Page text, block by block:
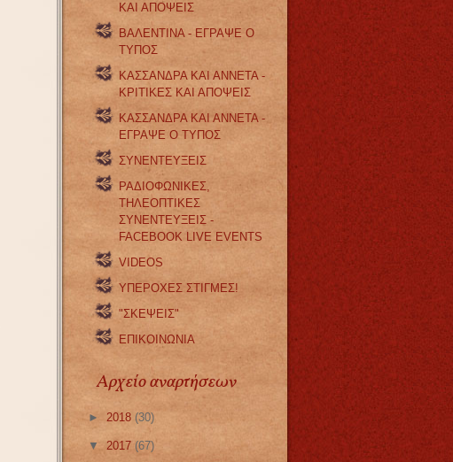
ΚΑΙ ΑΠΟΨΕΙΣ
ΒΑΛΕΝΤΙΝΑ - ΕΓΡΑΨΕ Ο
ΤΥΠΟΣ
ΚΑΣΣΑΝΔΡΑ ΚΑΙ ΑΝΝΕΤΑ -
ΚΡΙΤΙΚΕΣ ΚΑΙ ΑΠΟΨΕΙΣ
ΚΑΣΣΑΝΔΡΑ ΚΑΙ ΑΝΝΕΤΑ -
ΕΓΡΑΨΕ Ο ΤΥΠΟΣ
ΣΥΝΕΝΤΕΥΞΕΙΣ
ΡΑΔΙΟΦΩΝΙΚΕΣ,
ΤΗΛΕΟΠΤΙΚΕΣ
ΣΥΝΕΝΤΕΥΞΕΙΣ -
FACEBOOK LIVE EVENTS
VIDEOS
ΥΠΕΡΟΧΕΣ ΣΤΙΓΜΕΣ!
"ΣΚΕΨΕΙΣ"
ΕΠΙΚΟΙΝΩΝΙΑ
Αρχείο αναρτήσεων
► 2018 (30)
▼ 2017 (67)